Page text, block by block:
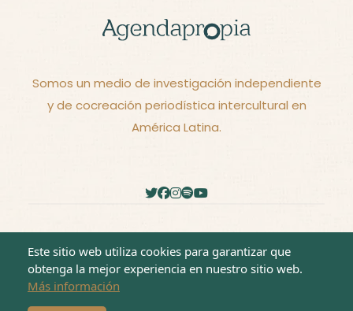
Somos un medio de investigación independiente
y de cocreación periodística intercultural en
América Latina.
2026 - © Derechos reservados -Términos y
Condiciones
Este sitio web utiliza cookies para garantizar que
obtenga la mejor experiencia en nuestro sitio web.
Más información